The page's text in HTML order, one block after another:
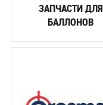
ЗАПЧАСТИ ДЛЯ
БАЛЛОНОВ